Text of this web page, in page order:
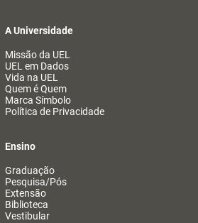
A Universidade
Missão da UEL
UEL em Dados
Vida na UEL
Quem é Quem
Marca Símbolo
Política de Privacidade
Ensino
Graduação
Pesquisa/Pós
Extensão
Biblioteca
Vestibular